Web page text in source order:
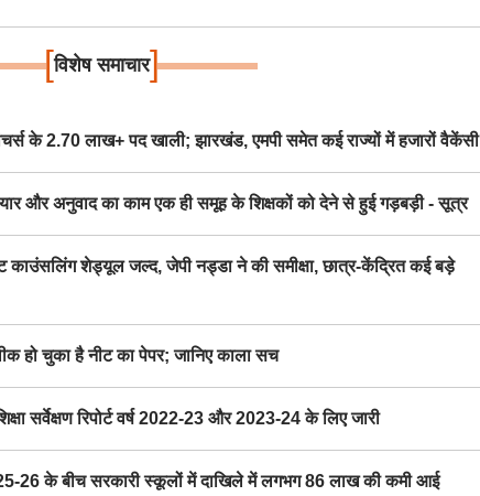
[विशेष समाचार]
के 2.70 लाख+ पद खाली; झारखंड, एमपी समेत कई राज्यों में हजारों वैकेंसी
और अनुवाद का काम एक ही समूह के शिक्षकों को देने से हुई गड़बड़ी - सूत्र
शेड्यूल जल्द, जेपी नड्डा ने की समीक्षा, छात्र-केंद्रित कई बड़े
हो चुका है नीट का पेपर; जानिए काला सच
सर्वेक्षण रिपोर्ट वर्ष 2022-23 और 2023-24 के लिए जारी
26 के बीच सरकारी स्कूलों में दाखिले में लगभग 86 लाख की कमी आई